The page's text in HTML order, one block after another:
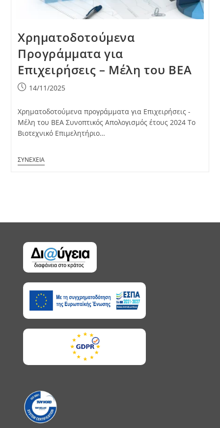
Χρηματοδοτούμενα
Προγράμματα για
Επιχειρήσεις – Μέλη του ΒΕΑ
Post14/11/2025
Χρηματοδοτούμενα προγράμματα για Επιχειρήσεις -
Μέλη του ΒΕΑ Συνοπτικός Απολογισμός έτους 2024 Το
Βιοτεχνικό Επιμελητήριο…